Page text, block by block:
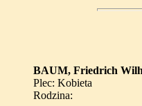
BAUM, Friedrich
Plec: Kobieta
Rodzina: